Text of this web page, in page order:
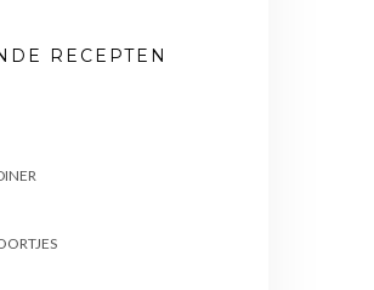
RECEPTEN